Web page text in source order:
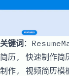
关键词：
简历, 快速制作简
制作, 视频简历模